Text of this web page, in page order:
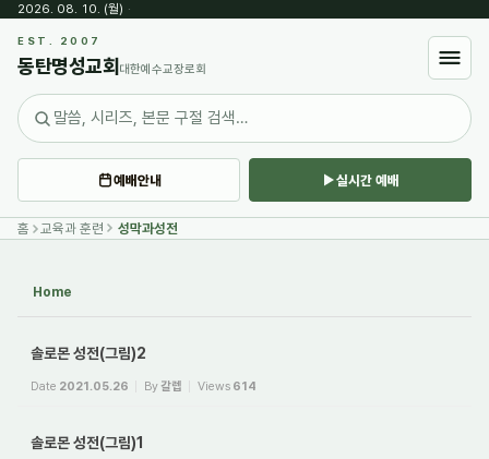
2026. 08. 10. (월) ·
EST. 2007
동탄명성교회 대한예수교장로회
예배안내 실시간 예배
홈 교육과 훈련 성막과성전
Home
솔로몬 성전(그림)2
Date 2021.05.26 By갈렙 Views 614
솔로몬 성전(그림)1
Sketchbook5, 스케치북5
Sketchbook5, 스케치북5